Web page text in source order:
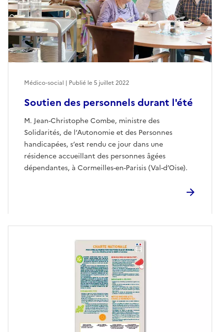
Soutien des personnels durant l'été
M. Jean-Christophe Combe, ministre des
Solidarités, de l’Autonomie et des Personnes
handicapées, s’est rendu ce jour dans une
résidence accueillant des personnes âgées
dépendantes, à Cormeilles-en-Parisis (Val-d’Oise).
Médico-social | Publié le5 juillet 2022